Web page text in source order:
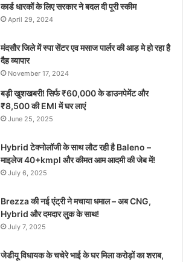
कार्ड धारकों के लिए सरकार ने बदल दी पूरी स्कीम
April 29, 2024
मंदसौर जिले में स्पा सेंटर एव मसाज पार्लर की आड़ मे हो रहा है
दैह व्यापार
November 17, 2024
बड़ी खुशखबरी! सिर्फ ₹60,000 के डाउनपेमेंट और
₹8,500 की EMI में घर लाएं
June 25, 2025
Hybrid टेक्नोलॉजी के साथ लौट रही है Baleno –
माइलेज 40+kmpl और कीमत आम आदमी की जेब में!
July 6, 2025
Brezza की नई एंट्री ने मचाया धमाल – अब CNG,
Hybrid और दमदार लुक के साथ!
July 7, 2025
जेडीयू विधायक के चचेरे भाई के घर मिला करोड़ों का शराब,